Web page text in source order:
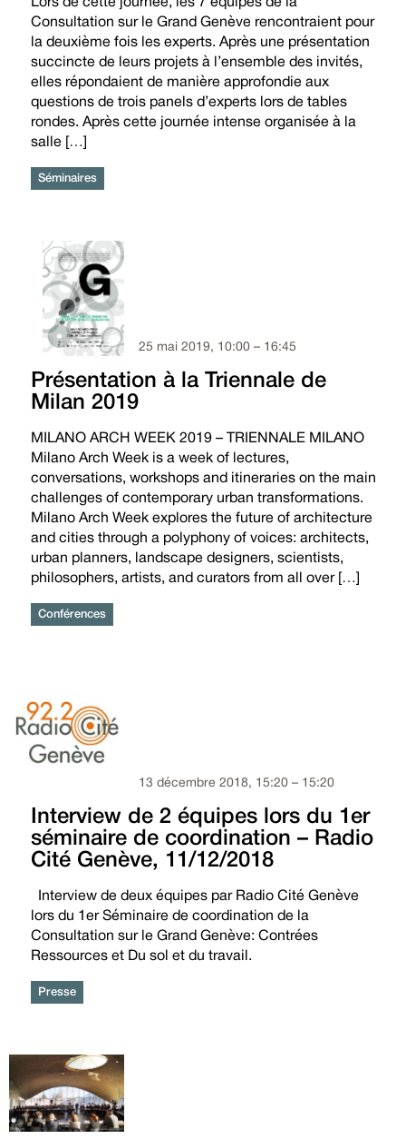
Lors de cette journée, les 7 équipes de la
Consultation sur le Grand Genève rencontraient pour
la deuxième fois les experts. Après une présentation
succincte de leurs projets à l’ensemble des invités,
elles répondaient de manière approfondie aux
questions de trois panels d’experts lors de tables
rondes. Après cette journée intense organisée à la
salle […]
Séminaires
Présentation à la Triennale de
Milan 2019
25 mai 2019, 10:00 – 16:45
MILANO ARCH WEEK 2019 – TRIENNALE MILANO
Milano Arch Week is a week of lectures,
conversations, workshops and itineraries on the main
challenges of contemporary urban transformations.
Milano Arch Week explores the future of architecture
and cities through a polyphony of voices: architects,
urban planners, landscape designers, scientists,
philosophers, artists, and curators from all over […]
Conférences
Interview de 2 équipes lors du 1er
séminaire de coordination – Radio
Cité Genève, 11/12/2018
13 décembre 2018, 15:20 – 15:20
Interview de deux équipes par Radio Cité Genève
lors du 1er Séminaire de coordination de la
Consultation sur le Grand Genève: Contrées
Ressources et Du sol et du travail.
Presse